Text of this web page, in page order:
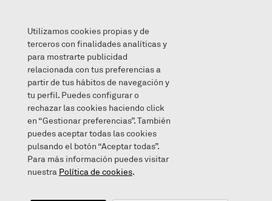
Itsasoko mundu zirraragarri hori…
Utilizamos cookies propias y de
terceros con finalidades analíticas y
para mostrarte publicidad
relacionada con tus preferencias a
partir de tus hábitos de navegación y
tu perfil. Puedes configurar o
rechazar las cookies haciendo click
en “Gestionar preferencias”. También
puedes aceptar todas las cookies
pulsando el botón “Aceptar todas”.
Para más información puedes visitar
nuestra Política de cookies.